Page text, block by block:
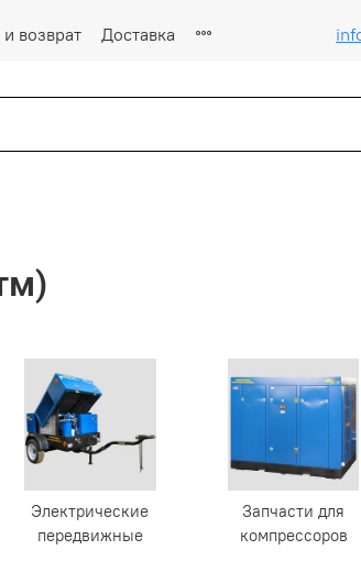
и возврат Доставка
Электрическиe
передвижные
Запчасти для
компрессоров